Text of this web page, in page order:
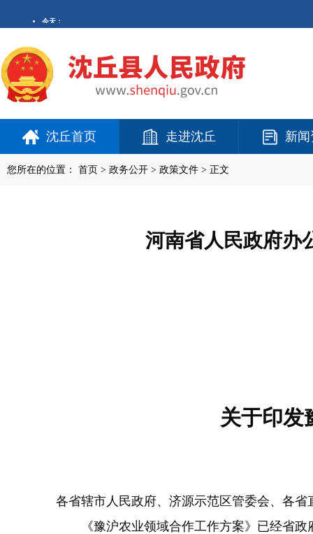
沈丘首页 走进沈丘 新
您所在的位置： 首页 > 政务公开 > 政策文件 > 正文
河南省人民政府办
关于印发
各省辖市人民政府、济源示范区管委会、各
《豫沪农业领域合作工作方案》已经省政